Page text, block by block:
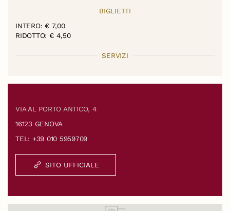
BIGLIETTI
INTERO: € 7,00
RIDOTTO: € 4,50
SERVIZI
VIA AL PORTO ANTICO, 4
16123 GENOVA
TEL: +39 010 5959709
SITO UFFICIALE